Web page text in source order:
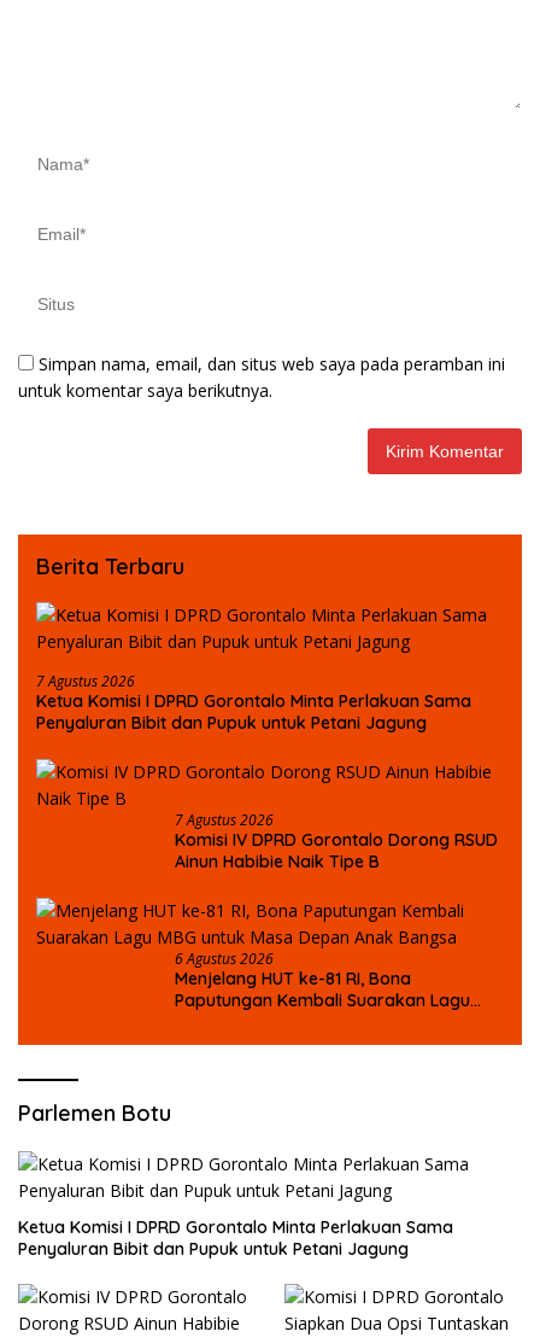
Simpan nama, email, dan situs web saya pada peramban ini
untuk komentar saya berikutnya.
Berita Terbaru
7 Agustus 2026
Ketua Komisi I DPRD Gorontalo Minta Perlakuan Sama
Penyaluran Bibit dan Pupuk untuk Petani Jagung
7 Agustus 2026
Komisi IV DPRD Gorontalo Dorong RSUD
Ainun Habibie Naik Tipe B
6 Agustus 2026
Menjelang HUT ke-81 RI, Bona
Paputungan Kembali Suarakan Lagu
Parlemen Botu
Ketua Komisi I DPRD Gorontalo Minta Perlakuan Sama
Penyaluran Bibit dan Pupuk untuk Petani Jagung